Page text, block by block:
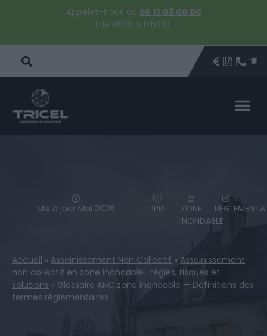
Appelez-nous au 05 17 03 00 00
(de 8h30 à 17h30).
DEVISÊTRE
Mis à jour Mai 2026 PPRI
ZONE
INONDABLE
Accueil » Assainissement Non Collectif » Assainissement
non collectif en zone inondable : règles, risques et
solutions » Glossaire ANC zone inondable — Définitions des
termes réglementaires